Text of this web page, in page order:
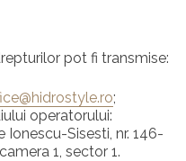
pot fi transmise:
;
operatorului:
Ionescu-Sisesti, nr. 146-
1, sector 1.